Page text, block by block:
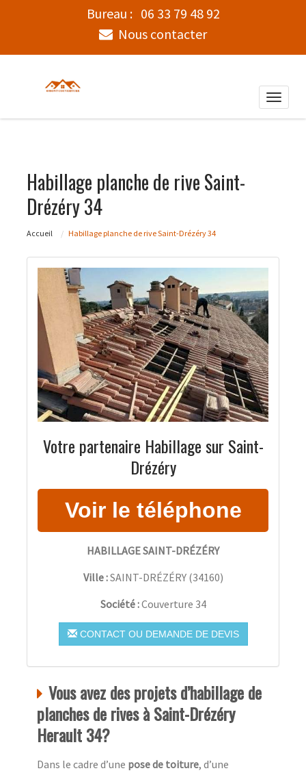
Bureau : 06 33 79 48 92
Nous contacter
Toggle
Habillage planche de rive Saint-
Drézéry 34
Accueil Habillage planche de rive Saint-Drézéry 34
Votre partenaire Habillage sur Saint-
Drézéry
HABILLAGE SAINT-DRÉZÉRY
Ville :SAINT-DRÉZÉRY(34160)
Société :Couverture 34
CONTACT OU DEMANDE DE DEVIS
Vous avez des projets d’habillage de
planches de rives à Saint-Drézéry
Herault 34?
Dans le cadre d’une pose de toiture, d’une